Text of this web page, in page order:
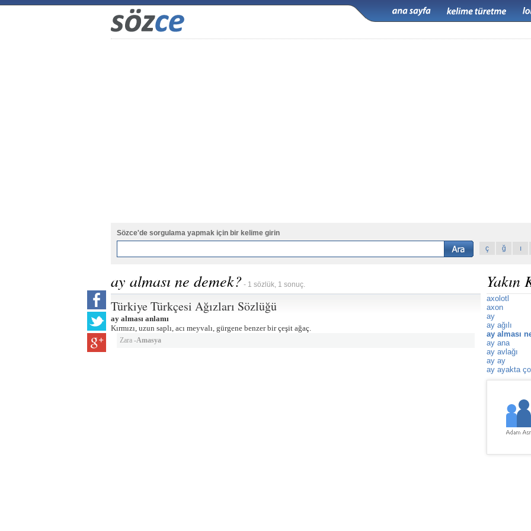
Sözce'de sorgulama yapmak için bir kelime girin
ç
ğ ı
ay alması ne demek? - 1 sözlük, 1 sonuç.
Türkiye Türkçesi Ağızları Sözlüğü
ay alması anlamı
Kırmızı, uzun saplı, acı meyvalı, gürgene benzer bir çeşit ağaç.
Zara -Amasya
Yakın
axolotl
axon
ay
ay ağılı
ay alması
ay ana
ay avlağı
ay ay
ay ayakta